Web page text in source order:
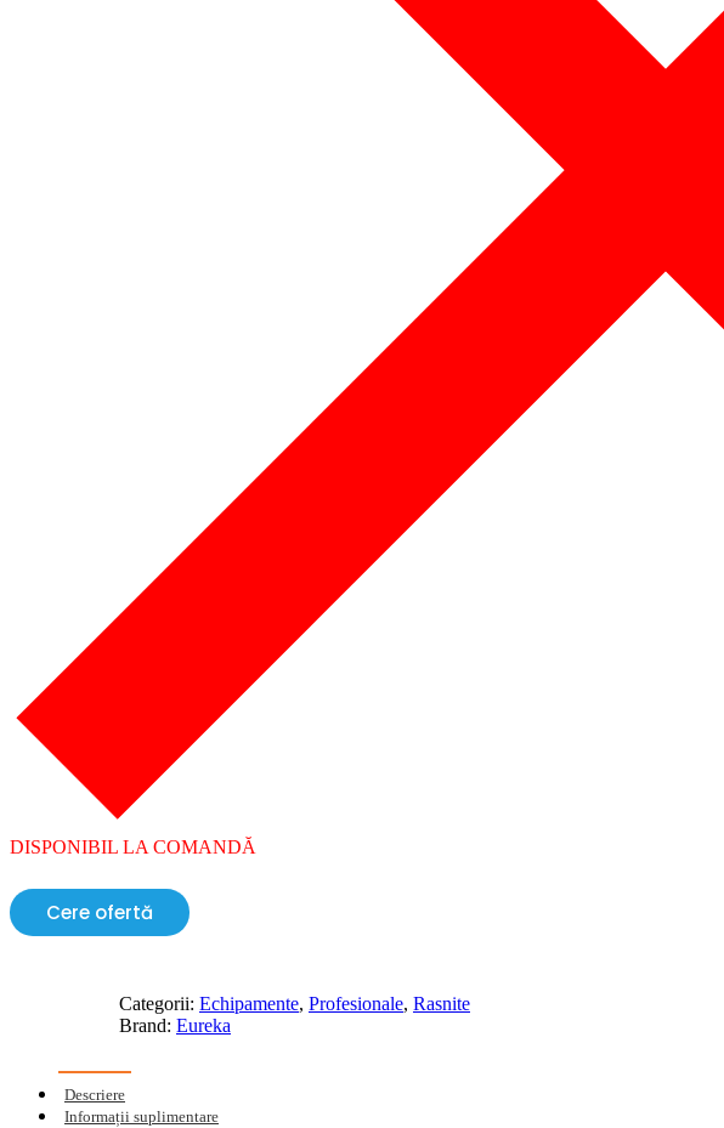
DISPONIBIL LA COMANDĂ
Cere ofertă
Categorii: Echipamente, Profesionale, Rasnite
Brand: Eureka
Descriere
Informații suplimentare